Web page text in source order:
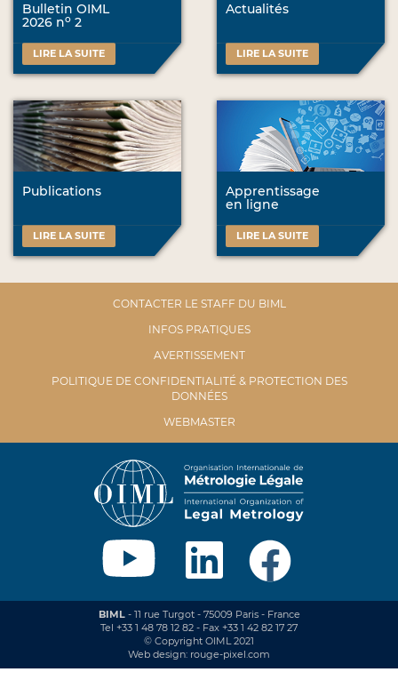
Bulletin OIML
2026 no 2
LIRE LA SUITE
Actualités
LIRE LA SUITE
Publications
LIRE LA SUITE
Apprentissage
en ligne
LIRE LA SUITE
CONTACTER LE STAFF DU BIML
INFOS PRATIQUES
AVERTISSEMENT
POLITIQUE DE CONFIDENTIALITÉ & PROTECTION DES
DONNÉES
WEBMASTER
BIML- 11 rue Turgot - 75009 Paris - France
Tel +33 1 48 78 12 82 - Fax +33 1 42 82 17 27
© Copyright OIML 2021
Web design: rouge-pixel.com